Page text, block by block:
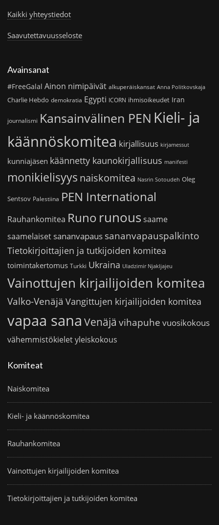
Kaikki yhteystiedot
Saavutettavuusseloste
Avainsanat
#FreeGalal Ainon nimipäivät alkuperäiskansat Anna Politkovskaja
Charlie Hebdo demokratia Egypti ICORN ihmisoikeudet Iran
journalismi Kansainvälinen PEN Kieli- ja
käännöskomitea kirjallisuus kirjamessut
kunniajäsen käännetty kaunokirjallisuus manifesti
monikielisyys naiskomitea Nasrin Sotoudeh Oleg
Sentsov Palestiina PEN International
Rauhankomitea Runo runoussaame
saamelaiset sananvapaus sananvapauspalkinto
Tietokirjoittajien ja tutkijoiden komitea
toimintakertomus Turkki Ukraina Uladzimir Njakljajeu
Vainottujen kirjailijoiden komitea
Valko-Venäjä Vangittujen kirjailijoiden komitea
vapaa sana Venäjä vihapuhe vuosikokous
vähemmistökieletyleiskokous
Komiteat
Naiskomitea
Kieli- ja käännöskomitea
Rauhankomitea
Vainottujen kirjailijoiden komitea
Tietokirjoittajien ja tutkijoiden komitea